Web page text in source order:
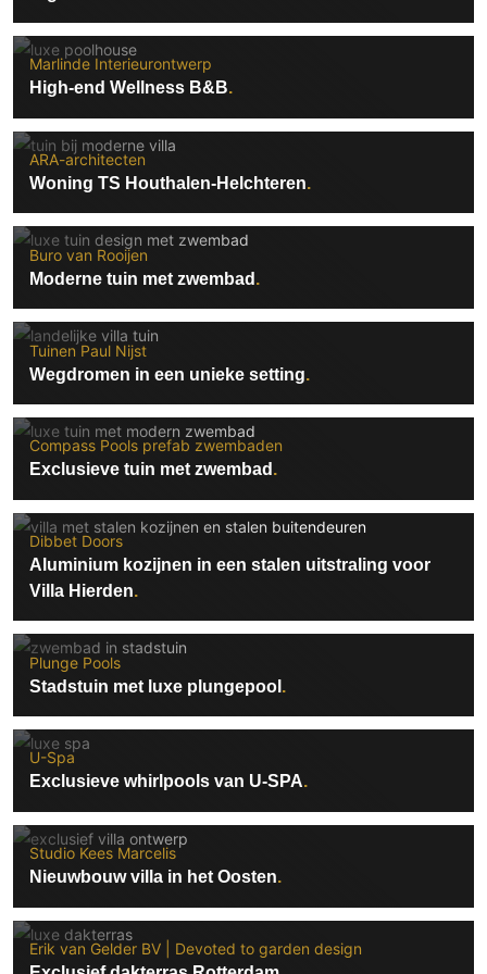
Keukenaccessoires
Keukenkranen
Binnendeuren
Aluminium deuren
Stalen deuren
Systeemwanden
Raambeslag
Meubelbeslag
Vloeren
Beton Ciré vloeren
PVC vloeren
Gietvloeren
Houten vloeren
Vloerkleden
Afwerking
Wandafwerking
Beton Ciré
Behang / Wandtextiel
Natuursteen en keramiek
Leer
Schilderwerk
Stucwerk
Spuitwerk
Gevelbekleding
Gevelstenen
Houten gevelbekleding
Stucwerk
Schilderwerk buiten
Zonwering buiten
Zakelijk
Horeca
Kantoor
Marlinde Interieurontwerp
High-end Wellness B&B
ARA-architecten
Woning TS Houthalen-Helchteren
Buro van Rooijen
Moderne tuin met zwembad
Tuinen Paul Nijst
Wegdromen in een unieke setting
Compass Pools prefab zwembaden
Exclusieve tuin met zwembad
Dibbet Doors
Aluminium kozijnen in een stalen uitstraling voor
Villa Hierden
Plunge Pools
Stadstuin met luxe plungepool
U-Spa
Exclusieve whirlpools van U-SPA
Studio Kees Marcelis
Nieuwbouw villa in het Oosten
Erik van Gelder BV | Devoted to garden design